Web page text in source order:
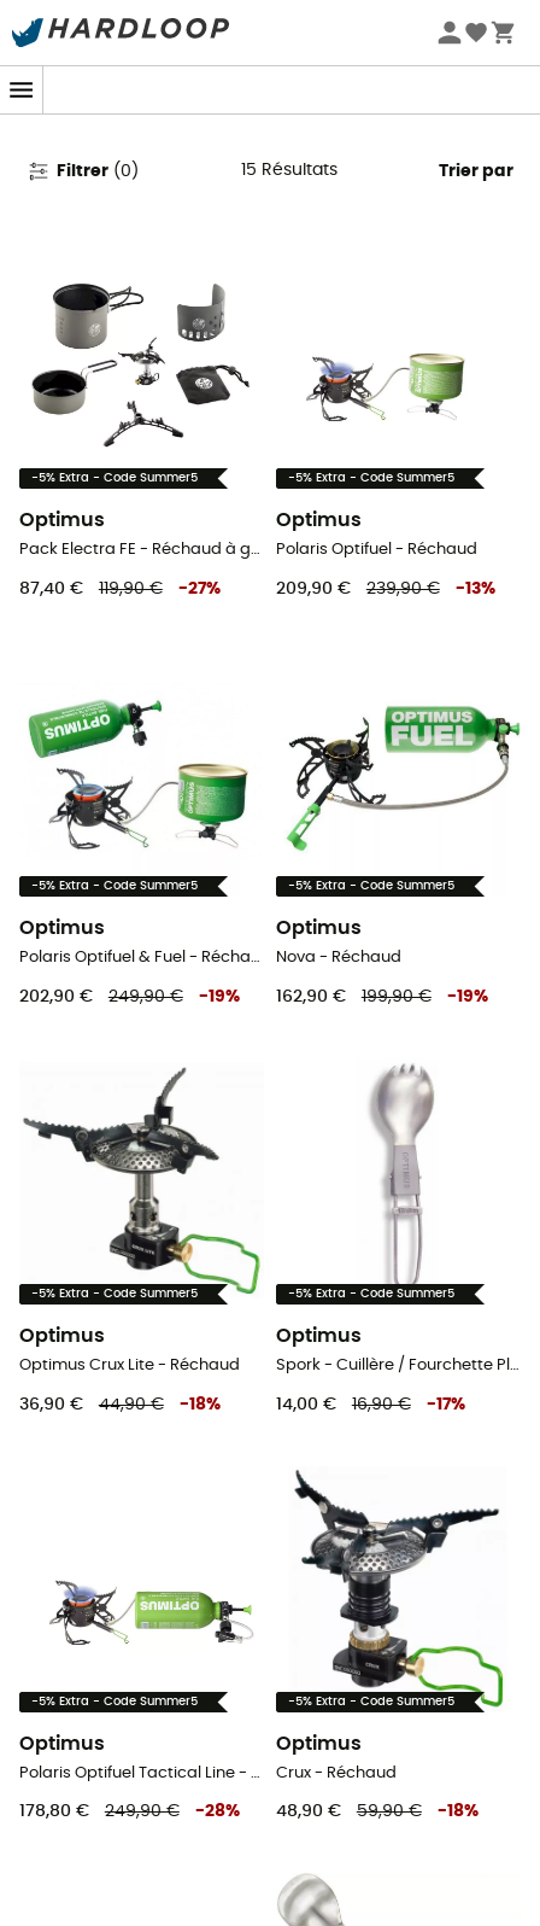
Promos d'été 🔥 -5 % EXTRA dès 2 produits* code Summer5
Optimus en promo
Filtrer (0 ) 15 Résultats Trier par
-5% Extra - Code Summer5
Optimus
Pack Electra FE - Réchaud à gaz
87,40 € 119,90 € -27%
-5% Extra - Code Summer5
Optimus
Polaris Optifuel - Réchaud
209,90 € 239,90 € -13%
-5% Extra - Code Summer5
Optimus
Polaris Optifuel & Fuel - Réchaud
202,90 € 249,90 € -19%
-5% Extra - Code Summer5
Optimus
Nova - Réchaud
162,90 € 199,90 € -19%
-5% Extra - Code Summer5
Optimus
Optimus Crux Lite - Réchaud
36,90 € 44,90 € -18%
-5% Extra - Code Summer5
Optimus
Spork - Cuillère / Fourchette Pliable en Titane
14,00 € 16,90 € -17%
-5% Extra - Code Summer5
Optimus
Polaris Optifuel Tactical Line - Réchaud multicombustible
178,80 € 249,90 € -28%
-5% Extra - Code Summer5
Optimus
Crux - Réchaud
48,90 € 59,90 € -18%